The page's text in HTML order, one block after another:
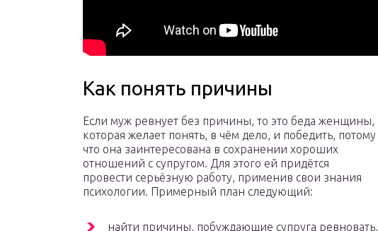
Как понять причины
Если муж ревнует без причины, то это беда женщины,
которая желает понять, в чём дело, и победить, потому
что она заинтересована в сохранении хороших
отношений с супругом. Для этого ей придётся
провести серьёзную работу, применив свои знания
психологии. Примерный план следующий:
найти причины, побуждающие супруга ревновать,